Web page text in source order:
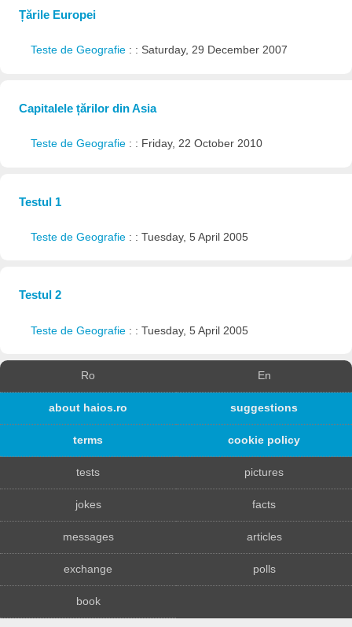
Țările Europei
Teste de Geografie : : Saturday, 29 December 2007
Capitalele țărilor din Asia
Teste de Geografie : : Friday, 22 October 2010
Testul 1
Teste de Geografie : : Tuesday, 5 April 2005
Testul 2
Teste de Geografie : : Tuesday, 5 April 2005
Ro En
about haios.ro suggestions
terms cookie policy
tests pictures
jokes facts
messages articles
exchange polls
book